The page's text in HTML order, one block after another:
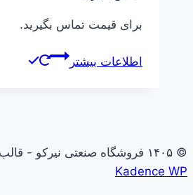
برای قیمت تماس بگیرید.
اطلاعات بیشتر
© ۱۴۰۵ فروشگاه صنعتی نیرکو - قالب وردپرس توسط
Kadence WP